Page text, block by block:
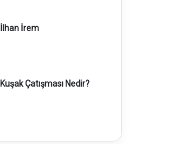
İlhan İrem
Kuşak Çatışması Nedir?